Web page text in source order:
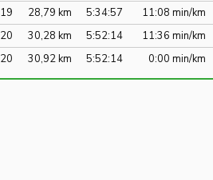
19
28,79 km 5:34:57 11:08 min/km
20
30,28 km 5:52:14 11:36 min/km
20
30,92 km 5:52:14 0:00 min/km